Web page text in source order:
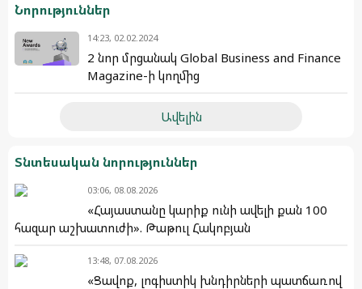
Նորություններ
14:23, 02.02.2024
2 նոր մրցանակ Global Business and Finance
Magazine-ի կողմից
Ավելին
Տնտեսական նորություններ
03:06, 08.08.2026
«Հայաստանը կարիք ունի ավելի քան 100
հազար աշխատուժի». Թաթուլ Հակոբյան
13:48, 07.08.2026
«Ցավոք, լոգիստիկ խնդիրների պատճառով